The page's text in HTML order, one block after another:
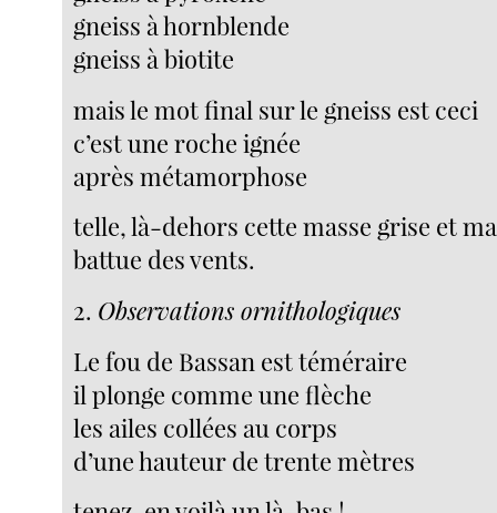
gneiss à hornblende
gneiss à biotite
mais le mot final sur le gneiss est ceci
c’est une roche ignée
après métamorphose
telle, là-dehors cette masse grise et
battue des vents.
2. Observations ornithologiques
Le fou de Bassan est téméraire
il plonge comme une flèche
les ailes collées au corps
d’une hauteur de trente mètres